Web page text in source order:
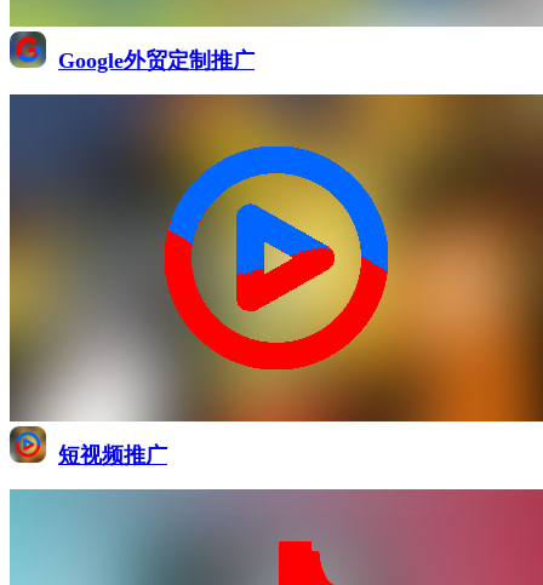
Google外贸定制推广
短视频推广